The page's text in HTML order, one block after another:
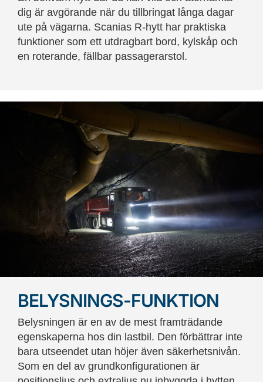
dig är avgörande när du tillbringat långa dagar
ute på vägarna. Scanias R-hytt har praktiska
funktioner som ett utdragbart bord, kylskåp och
en roterande, fällbar passagerarstol.
BELYSNINGS-FUNKTION
Belysningen är en av de mest framträdande
egenskaperna hos din lastbil. Den förbättrar inte
bara utseendet utan höjer även säkerhetsnivån.
Som en del av grundkonfigurationen är